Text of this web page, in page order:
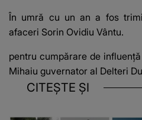
În umră cu un an a fos
afaceri Sorin Ovidiu Vântu.
pentru cumpărare de
Mihaiu guvernator al Delteri
CITEȘTE ȘI